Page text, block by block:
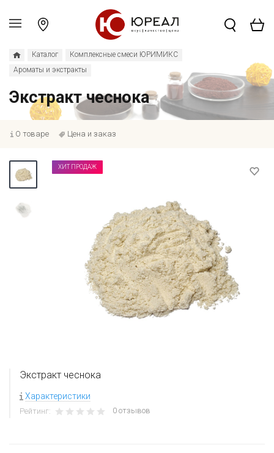
Каталог
Комплексные смеси ЮРИМИКС
Ароматы и экстракты
Экстракт чеснока
О товаре Цена и заказ
ХИТ ПРОДАЖ
Экстракт чеснока
Характеристики
Рейтинг: 0 отзывов